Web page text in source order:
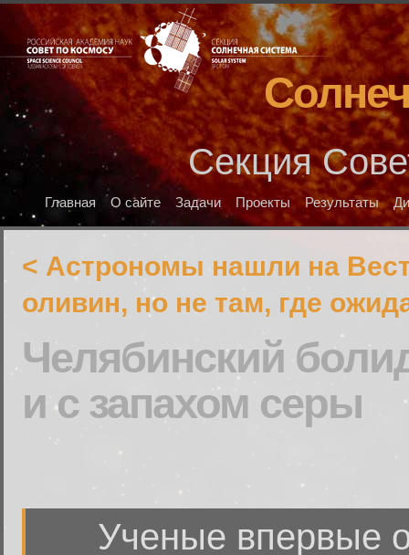
Секция
Главная О сайте Задачи Проекты Результаты
< Астрономы нашли на
оливин, но не там, где
Челябинский
и с запахом серы
Ученые впервые